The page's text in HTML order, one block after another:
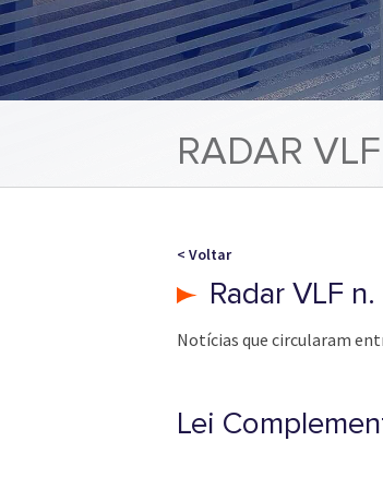
RADAR VLF
< Voltar
Radar VLF
Notícias que circularam
Lei